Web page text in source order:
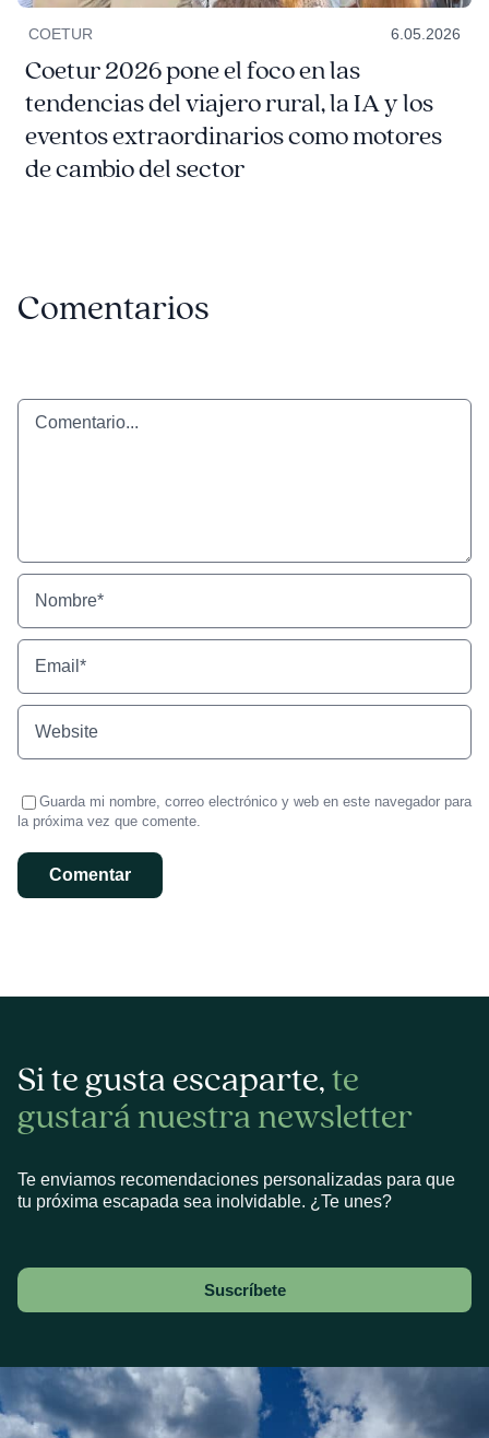
COETUR 6.05.2026
Coetur 2026 pone el foco en las
tendencias del viajero rural, la IA y los
eventos extraordinarios como motores
de cambio del sector
Comentarios
Comentario
Guarda mi nombre, correo electrónico y web en este navegador para
la próxima vez que comente.
Si te gusta escaparte,te
gustará nuestra newsletter
Te enviamos recomendaciones personalizadas para que
tu próxima escapada sea inolvidable. ¿Te unes?
Suscríbete